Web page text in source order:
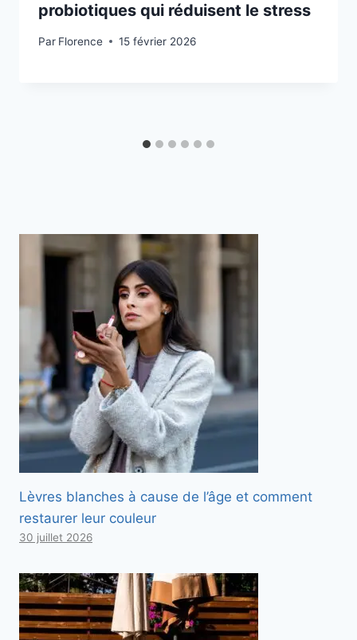
probiotiques qui réduisent le stress
Par Florence 15 février 2026
Lèvres blanches à cause de l’âge et comment
restaurer leur couleur
30 juillet 2026